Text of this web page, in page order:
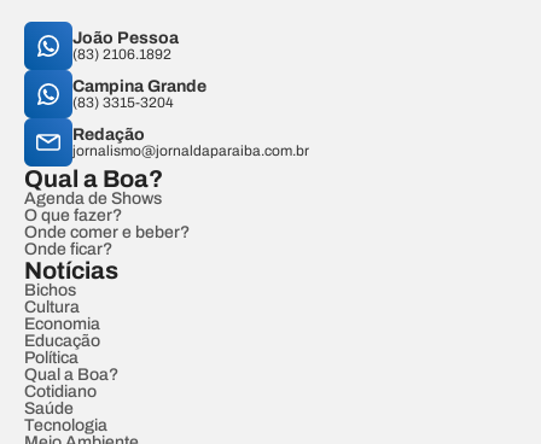
João Pessoa
(83) 2106.1892
Campina Grande
(83) 3315-3204
Redação
jornalismo@jornaldaparaiba.com.br
Qual a Boa?
Agenda de Shows
O que fazer?
Onde comer e beber?
Onde ficar?
Notícias
Bichos
Cultura
Economia
Educação
Política
Qual a Boa?
Cotidiano
Saúde
Tecnologia